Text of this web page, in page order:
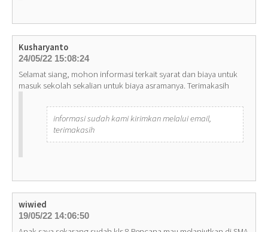
Kusharyanto
24/05/22 15:08:24
Selamat siang, mohon informasi terkait syarat dan biaya untuk
masuk sekolah sekalian untuk biaya asramanya. Terimakasih
informasi sudah kami kirimkan melalui email,
terimakasih
wiwied
19/05/22 14:06:50